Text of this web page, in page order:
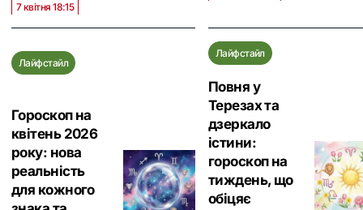
7 квітня 18:15
Лайфстайл
Гороскоп на
квітень 2026
року: нова
реальність
для кожного
Лайфстайл
Повня у
Терезах та
дзеркало
істини:
гороскоп на
тиждень, що
обіцяє